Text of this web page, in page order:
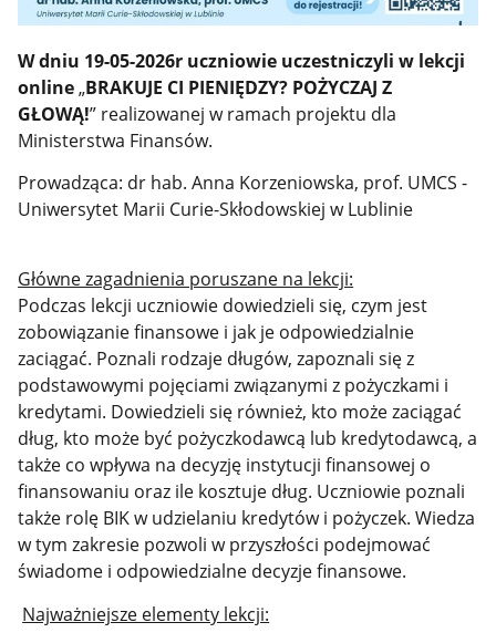
W dniu 19-05-2026r uczniowie uczestniczyli w lekcji
online„BRAKUJE CI PIENIĘDZY? POŻYCZAJ Z
GŁOWĄ!” realizowanej w ramach projektu dla
Ministerstwa Finansów.
Prowadząca: dr hab. Anna Korzeniowska, prof. UMCS -
Uniwersytet Marii Curie-Skłodowskiej w Lublinie
Główne zagadnienia poruszane na lekcji:
Podczas lekcji uczniowie dowiedzieli się, czym jest
zobowiązanie finansowe i jak je odpowiedzialnie
zaciągać. Poznali rodzaje długów, zapoznali się z
podstawowymi pojęciami związanymi z pożyczkami i
kredytami. Dowiedzieli się również, kto może zaciągać
dług, kto może być pożyczkodawcą lub kredytodawcą, a
także co wpływa na decyzję instytucji finansowej o
finansowaniu oraz ile kosztuje dług. Uczniowie poznali
także rolę BIK w udzielaniu kredytów i pożyczek. Wiedza
w tym zakresie pozwoli w przyszłości podejmować
świadome i odpowiedzialne decyzje finansowe.
Najważniejsze elementy lekcji: